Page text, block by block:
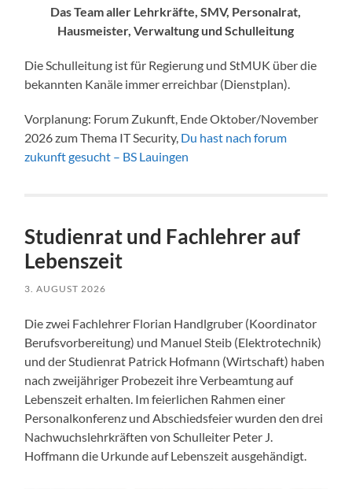
Das Team aller Lehrkräfte, SMV, Personalrat,
Hausmeister, Verwaltung und Schulleitung
Die Schulleitung ist für Regierung und StMUK über die
bekannten Kanäle immer erreichbar (Dienstplan).
Vorplanung: Forum Zukunft, Ende Oktober/November
2026 zum Thema IT Security, Du hast nach forum
zukunft gesucht – BS Lauingen
Studienrat und Fachlehrer auf
Lebenszeit
3. AUGUST 2026
Die zwei Fachlehrer Florian Handlgruber (Koordinator
Berufsvorbereitung) und Manuel Steib (Elektrotechnik)
und der Studienrat Patrick Hofmann (Wirtschaft) haben
nach zweijähriger Probezeit ihre Verbeamtung auf
Lebenszeit erhalten. Im feierlichen Rahmen einer
Personalkonferenz und Abschiedsfeier wurden den drei
Nachwuchslehrkräften von Schulleiter Peter J.
Hoffmann die Urkunde auf Lebenszeit ausgehändigt.